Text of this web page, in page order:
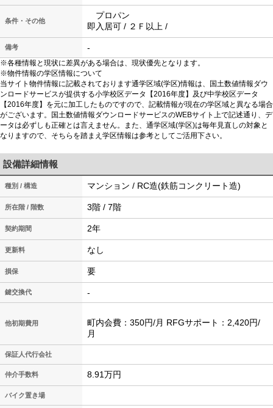
条件・その他
プロパン
即入居可 / ２Ｆ以上 /
備考 -
※各種情報と現状に差異がある場合は、現状優先となります。
※物件情報の学区情報について
当サイト物件情報に記載されております通学区域(学区)情報は、国土数値情報ダウ
ンロードサービスが提供する小学校区データ【2016年度】及び中学校区データ
【2016年度】を元に加工したものですので、記載情報が現在の学区域と異なる場合
がございます。国土数値情報ダウンロードサービスのWEBサイト上で記述通り、デ
ータは必ずしも正確とは言えません。また、通学区域(学区)は毎年見直しの対象と
なりますので、そちらを踏まえ学区情報は参考としてご活用下さい。
設備詳細情報
種別 / 構造 マンション / RC造(鉄筋コンクリート造)
所在階 / 階数 3階 / 7階
契約期間 2年
更新料 なし
損保 要
鍵交換代 -
他初期費用
町内会費：350円/月 RFGサポート：2,420円/
月
保証人代行会社
仲介手数料 8.91万円
バイク置き場